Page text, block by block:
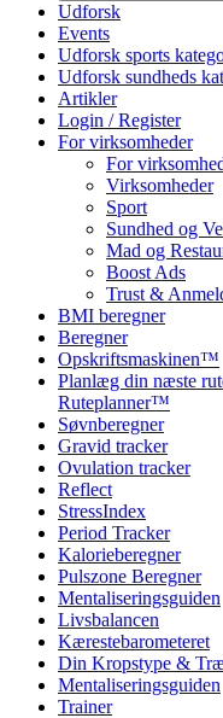
Udforsk
Events
Udforsk sports
Udforsk sundheds
Artikler
Login / Register
For virksomheder
For
Virksomheder
Sport
Sundhed og
Mad og
Boost Ads
Trust &
BMI beregner
Beregner
Opskriftsmaskinen™
Planlæg din næste
Ruteplanner™
Søvnberegner
Gravid tracker
Ovulation tracker
Reflect
StressIndex
Period Tracker
Kalorieberegner
Pulszone Beregner
Mentaliseringsguiden
Livsbalancen
Kærestebarometeret
Din Kropstype &
Mentaliseringsguiden
Trainer